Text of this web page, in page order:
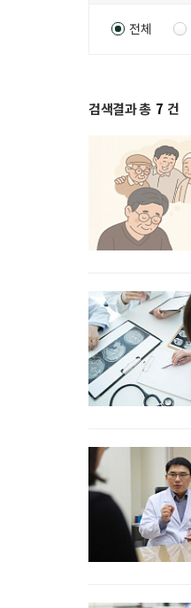
전체
검색결과 총 7 건